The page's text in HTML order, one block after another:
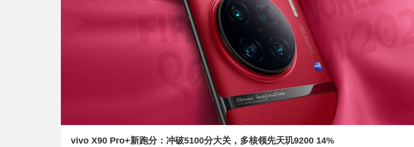
vivo X90 Pro+新跑分：冲破5100分大关，多核领先天玑9200 14%